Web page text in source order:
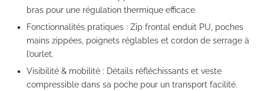
bras pour une régulation thermique efficace.
Fonctionnalités pratiques : Zip frontal enduit PU, poches
mains zippées, poignets réglables et cordon de serrage à
l’ourlet.
Visibilité & mobilité : Détails réfléchissants et veste
compressible dans sa poche pour un transport facilité.